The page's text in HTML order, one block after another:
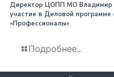
️Директор ЦОПП МО Владимир
участие в Деловой
«Профессионалы»
Подробнее...